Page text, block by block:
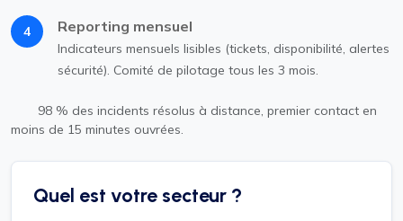
4 Reporting mensuel
Indicateurs mensuels lisibles (tickets, disponibilité, alertes
sécurité). Comité de pilotage tous les 3 mois.
98 % des incidents résolus à distance, premier contact en
moins de 15 minutes ouvrées.
Quel est votre secteur ?